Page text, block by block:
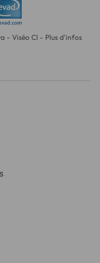
- Viséo CI - Plus d'infos